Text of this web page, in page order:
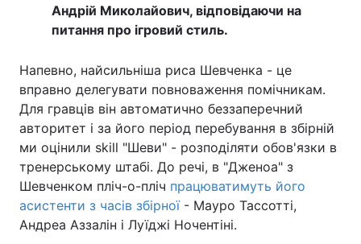
Андрій Миколайович, відповідаючи на
питання про ігровий стиль.
Напевно, найсильніша риса Шевченка - це
вправно делегувати повноваження помічникам.
Для гравців він автоматично беззаперечний
авторитет і за його період перебування в збірній
ми оцінили skill "Шеви" - розподіляти обов'язки в
тренерському штабі. До речі, в "Дженоа" з
Шевченком пліч-о-пліч працюватимуть його
асистенти з часів збірної- Мауро Тассотті,
Андреа Аззалін і Луїджі Ночентіні.